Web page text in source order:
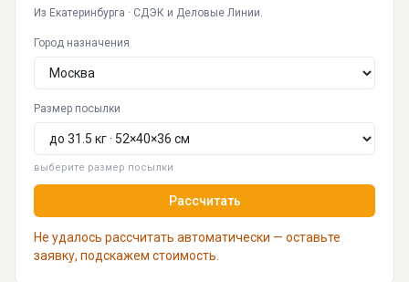
Из Екатеринбурга · СДЭК и Деловые Линии.
Город назначения
Размер посылки
выберите размер посылки
Рассчитать
Не удалось рассчитать автоматически — оставьте
заявку, подскажем стоимость.